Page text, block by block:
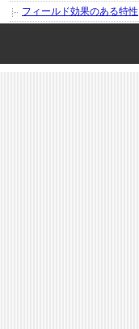
フィールド効果のある特性